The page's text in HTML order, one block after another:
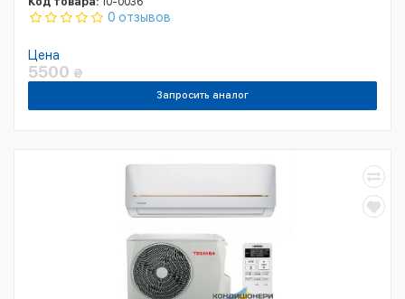
0 отзывов
Цена
5500 ₴
Запросить аналог